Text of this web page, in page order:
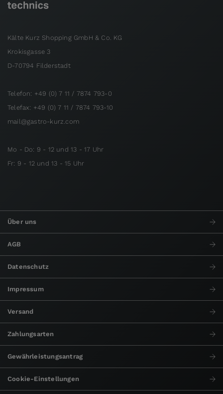
Kälte Kurz Shopping GmbH & Co. KG
Krokisgasse 3
D-70794 Filderstadt
Telefon: +49 (0) 7 11 / 7874 793-0
Telefax: +49 (0) 7 11 / 7874 793-10
mail@gastro-kurz.com
Mo - Do: 9 - 12 und 13 - 17 Uhr
Fr: 9 - 12 und 13 - 15 Uhr
Über uns
AGB
Datenschutz
Impressum
Versand
Zahlungsarten
Gewährleistungsantrag
Cookie-Einstellungen